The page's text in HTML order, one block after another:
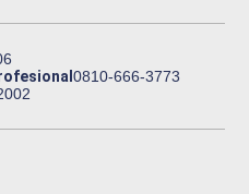
0810-666-3773